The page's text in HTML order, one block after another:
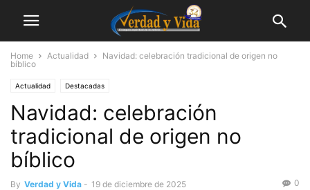
Home Actualidad
Navidad: celebración tradicional de origen no
bíblico
Actualidad Destacadas
Navidad: celebración
tradicional de origen no
bíblico
By Verdad y Vida - 19 de diciembre de 2025 0